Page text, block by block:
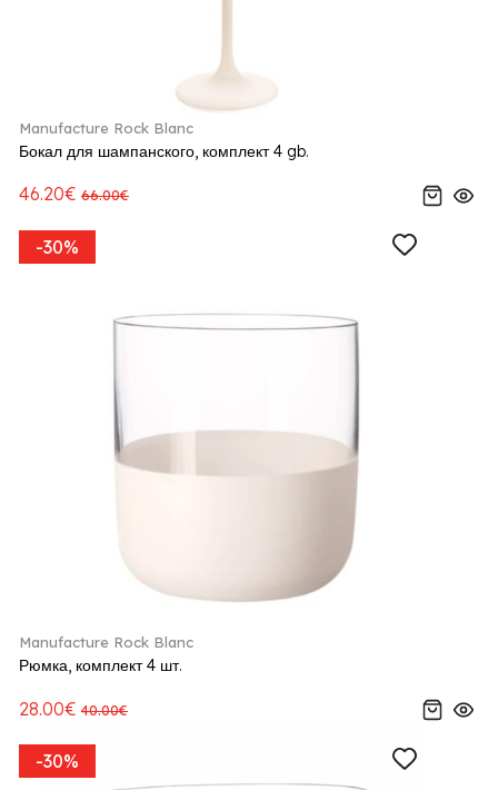
Manufacture Rock Blanc
Бокал для шампанского, комплект 4 gb.
46.20€ 66.00€
-30%
Manufacture Rock Blanc
Рюмка, комплект 4 шт.
28.00€ 40.00€
-30%